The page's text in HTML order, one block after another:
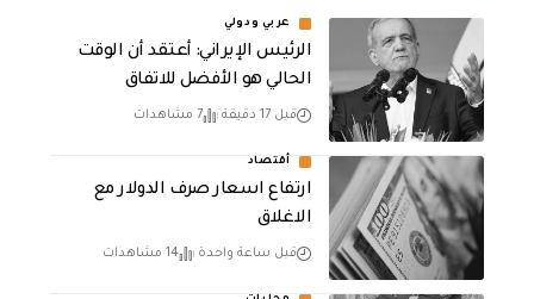
عربي ودولي
الرئيس الإيراني: أعتقد أن الوقت
الحالي هو الأفضل للاتفاق
قبل 17 دقيقة 7 مشاهدات
أقتصاد
ارتفاع اسعار صرف الدولار مع
الاغلاق
قبل ساعة واحدة 14 مشاهدات